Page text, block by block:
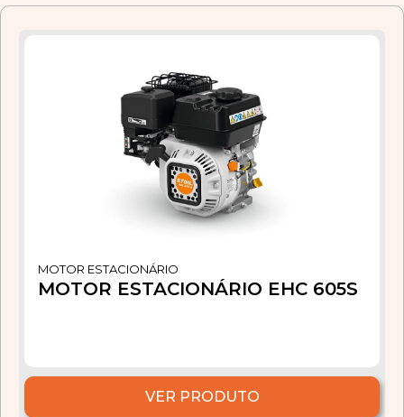
MOTOR ESTACIONÁRIO
MOTOR ESTACIONÁRIO EHC 605S
VER PRODUTO